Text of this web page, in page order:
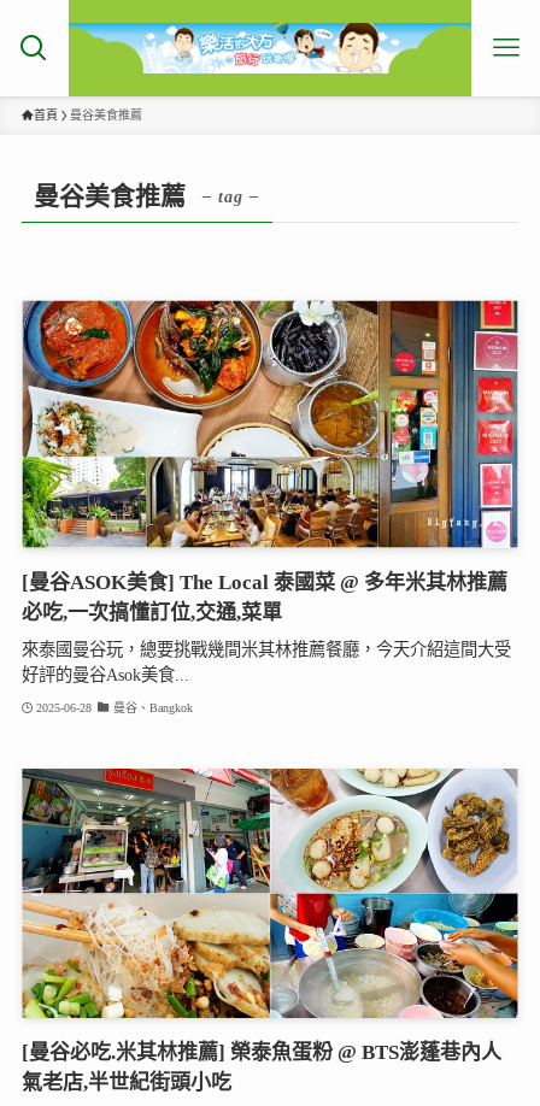
首頁 曼谷美食推薦
曼谷美食推薦 – tag –
[曼谷ASOK美食] The Local 泰國菜 @ 多年米其林推薦
必吃,一次搞懂訂位,交通,菜單
來泰國曼谷玩，總要挑戰幾間米其林推薦餐廳，今天介紹這間大受
好評的曼谷Asok美食...
2025-06-28 曼谷、Bangkok
[曼谷必吃.米其林推薦] 榮泰魚蛋粉 @ BTS澎蓬巷內人
氣老店,半世紀街頭小吃